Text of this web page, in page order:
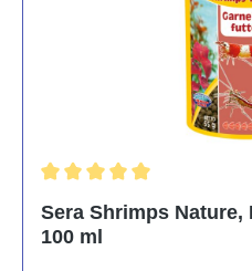
Sera Shrimps
100 ml